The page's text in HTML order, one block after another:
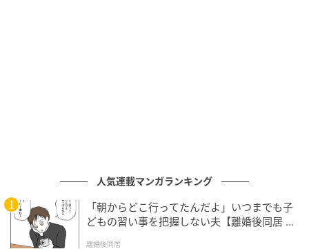
悩みを解決する糸口となり感動をもたらすコ
ンビニの食べ物
人気連載マンガランキング
「朝からどこ行ってたんだよ」いつまでも子
どもの習い事を把握しない夫【離婚後同居 Vo
離婚後同居